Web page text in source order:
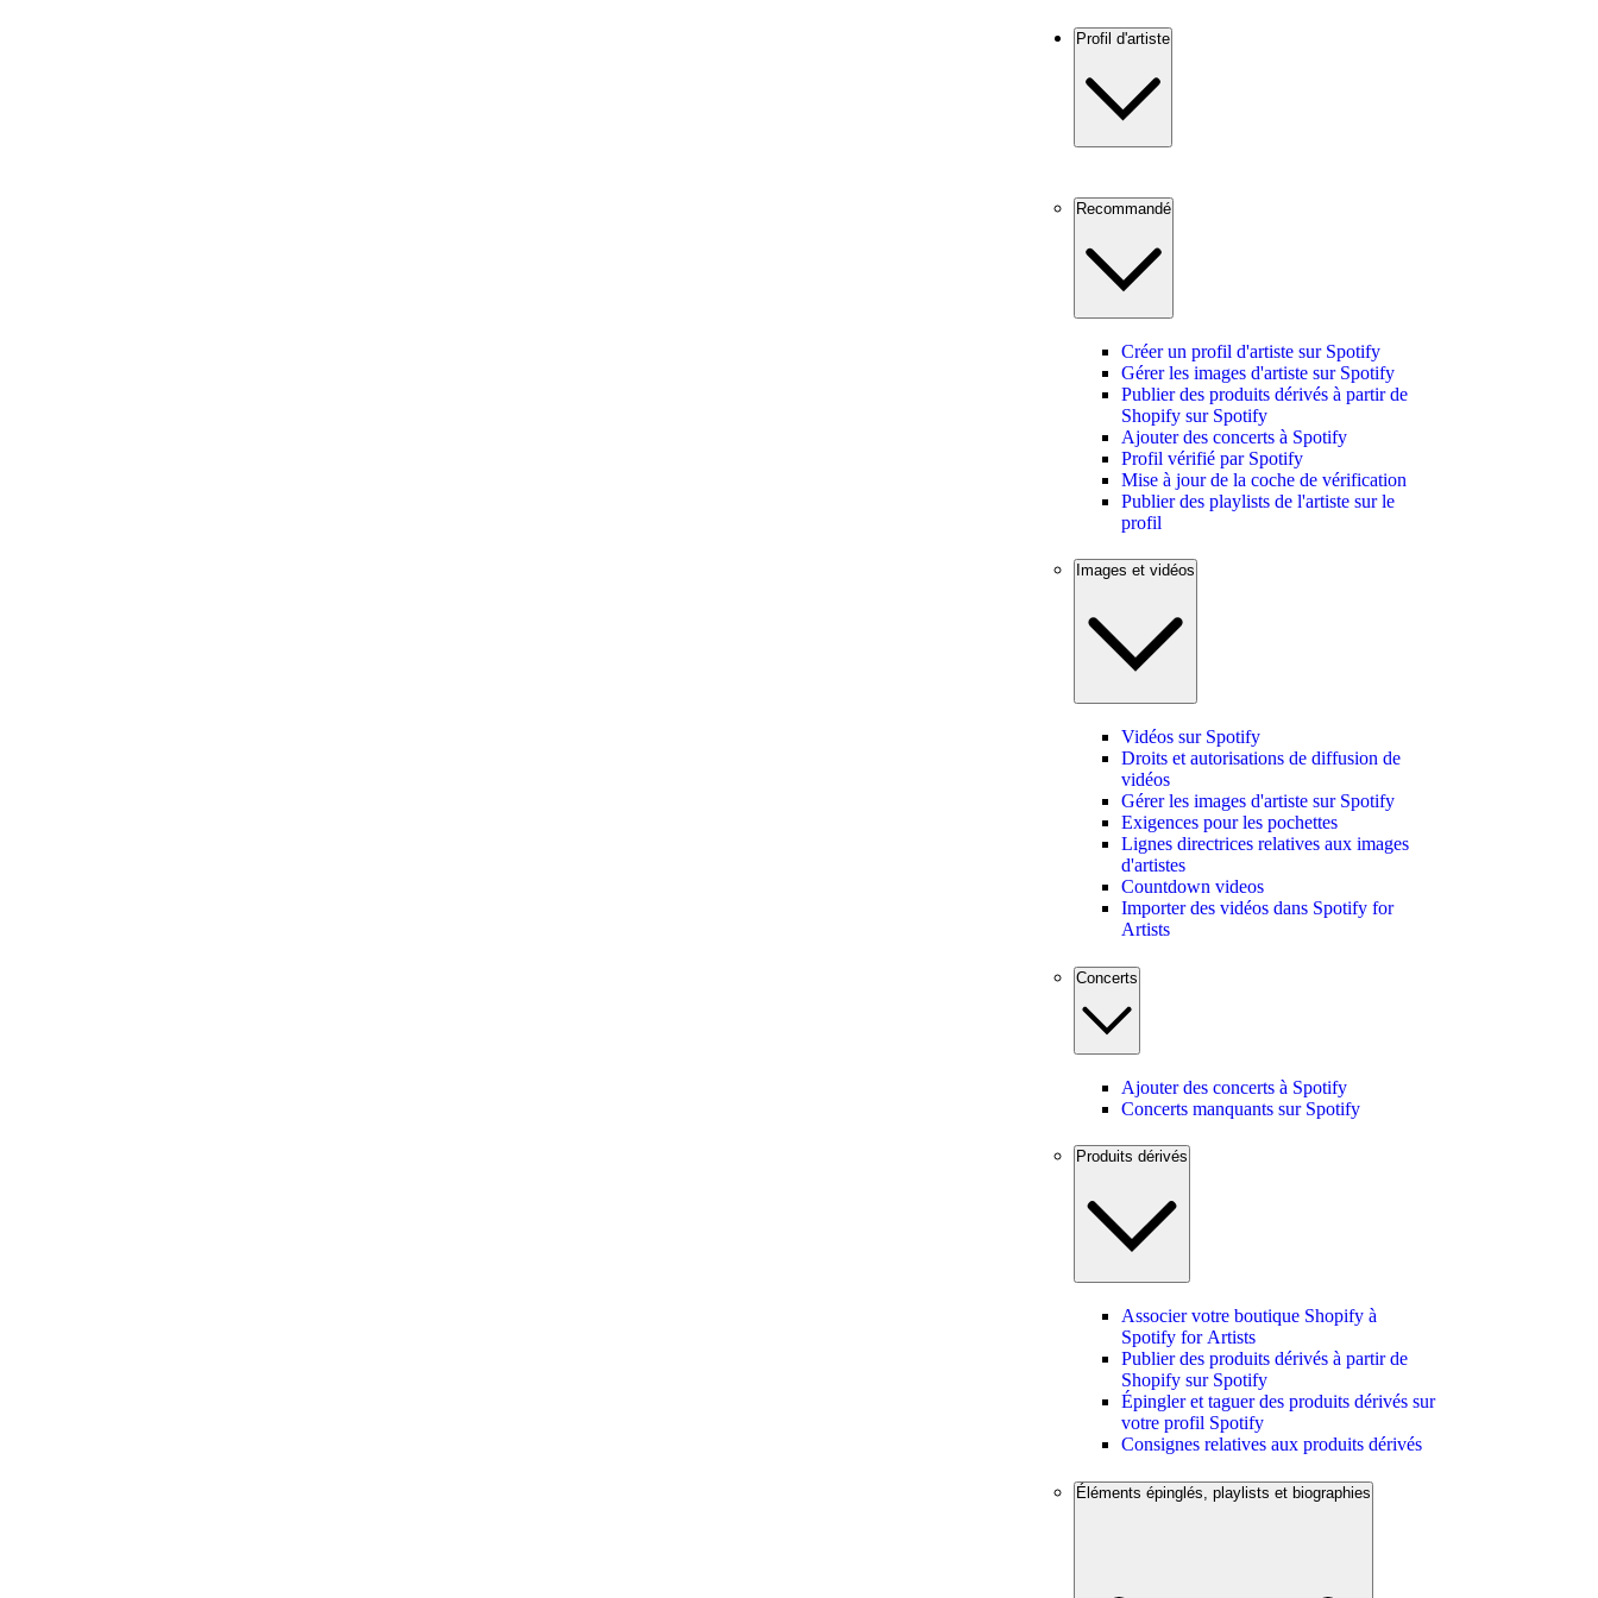
Profil d'artiste
Recommandé
Créer un profil d'artiste sur Spotify
Gérer les images d'artiste sur Spotify
Publier des produits dérivés à partir de
Shopify sur Spotify
Ajouter des concerts à Spotify
Profil vérifié par Spotify
Mise à jour de la coche de vérification
Publier des playlists de l'artiste sur le
profil
Images et vidéos
Vidéos sur Spotify
Droits et autorisations de diffusion de
vidéos
Gérer les images d'artiste sur Spotify
Exigences pour les pochettes
Lignes directrices relatives aux images
d'artistes
Countdown videos
Importer des vidéos dans Spotify for
Artists
Concerts
Ajouter des concerts à Spotify
Concerts manquants sur Spotify
Produits dérivés
Associer votre boutique Shopify à
Spotify for Artists
Publier des produits dérivés à partir de
Shopify sur Spotify
Épingler et taguer des produits dérivés sur
votre profil Spotify
Consignes relatives aux produits dérivés
Éléments épinglés, playlists et biographies